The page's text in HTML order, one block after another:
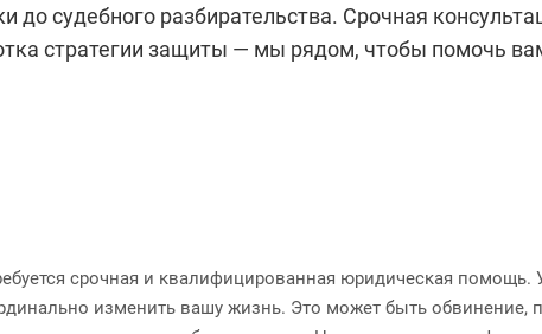
до судебного разбирательства. Срочная
стратегии защиты — мы рядом, чтобы помочь
срочная и квалифицированная юридическая
изменить вашу жизнь. Это может быть обвинение,